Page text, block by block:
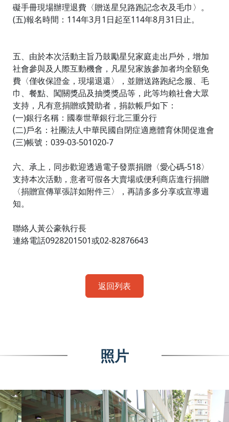
礙手冊現場辦理退費〈贈送星兒路跑記念衣及毛巾〉。
(五)報名時間：114年3月1日起至114年8月31日止。
五、由於本次活動主旨乃鼓勵星兒家庭走出戶外，增加
社會參與及人際互動機會，凡星兒家族參加者均全額免
費〈僅收保證金，現場退還〉，並贈送路跑紀念服、毛
巾、餐點、闖關獎品及抽獎獎品等，此等均賴社會大眾
支持，凡有意捐贈或贊助者，捐款帳戶如下：
(一)銀行名稱：國泰世華銀行北三重分行
(二)戶名：社團法人中華民國自閉症適應體育休閒促進會
(三)帳號：039-03-501020-7
六、承上，同步歡迎透過電子發票捐贈〈愛心碼-518〉
支持本次活動，意者可假各大賣場或便利商店進行捐贈
〈捐贈宣傳單張詳如附件三〉，再請多多分享或宣導週
知。
聯絡人黃公豪執行長
連絡電話0928201501或02-82876643
返回列表
照片